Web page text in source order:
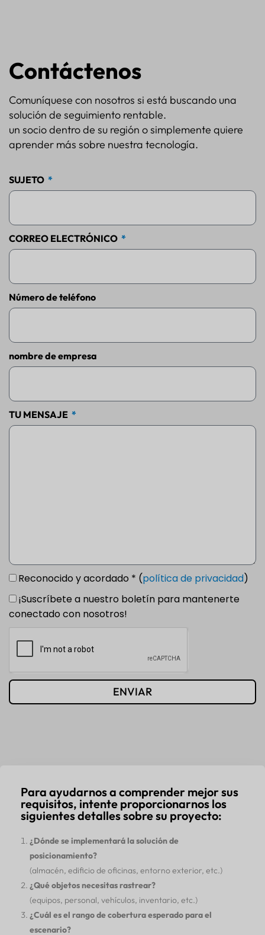
Contáctenos
Comuníquese con nosotros si está buscando una
solución de seguimiento rentable.
un socio dentro de su región o simplemente quiere
aprender más sobre nuestra tecnología.
SUJETO
CORREO ELECTRÓNICO
Número de teléfono
nombre de empresa
TU MENSAJE
Reconocido y acordado * (política de privacidad)
¡Suscríbete a nuestro boletín para mantenerte
conectado con nosotros!
ENVIAR
Para ayudarnos a comprender mejor sus
requisitos, intente proporcionarnos los
siguientes detalles sobre su proyecto:
¿Dónde se implementará la solución de
posicionamiento?
(almacén, edificio de oficinas, entorno exterior, etc.)
¿Qué objetos necesitas rastrear?
(equipos, personal, vehículos, inventario, etc.)
¿Cuál es el rango de cobertura esperado para el
escenario?